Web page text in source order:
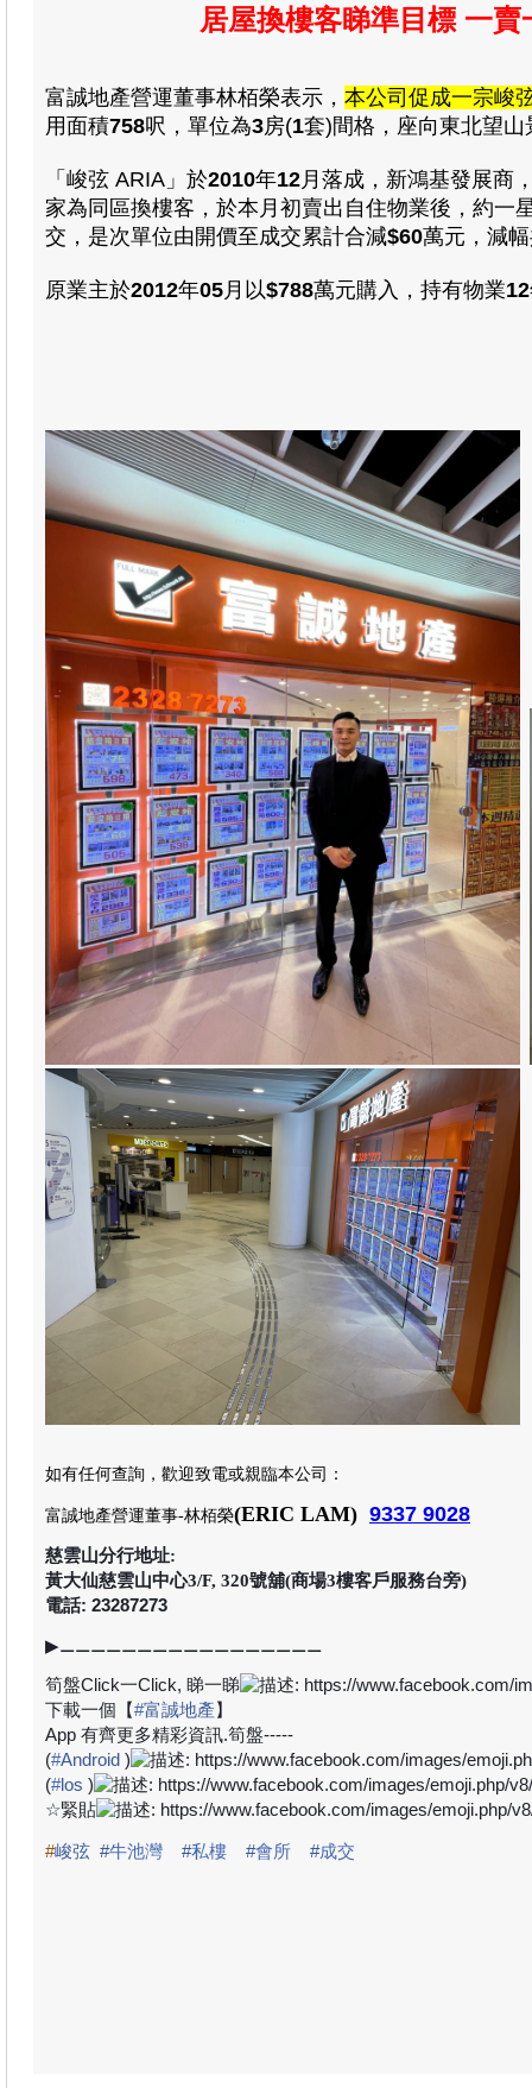
居屋換樓客睇準目標 一
富誠地產營運董事林栢榮表示， 本公司促成一宗峻
用 面積758呎， 單位為3房(1套)間格 ， 座向東北望山
「峻弦 ARIA」於2010年12月落成，新鴻基發展商
家為同區換樓客，於本月初賣出自住物業後，約
交，是次單位由開價至成交累計合減$60萬元， 減
原業主於2012年05月以$788萬元購入， 持有物業12
如有任何查詢，歡迎致電或親臨本公司 ：
富誠地產營運董事-林栢榮(ERIC LAM) 9337 9028
慈雲山分行地址:
黃大仙慈雲山中心3/F, 320號舖(商場3樓客戶服務台旁)
電話: 23287273
▶⚊⚊⚊⚊⚊⚊⚊⚊⚊⚊⚊⚊⚊⚊⚊⚊⚊
筍盤Click一Click, 睇一睇
下載一個【#富誠地產】
App 有齊更多精彩資訊.筍盤-----
(#Android )
(#los )
☆緊貼
#峻弦 #牛池灣 #私樓 #會所 #成交